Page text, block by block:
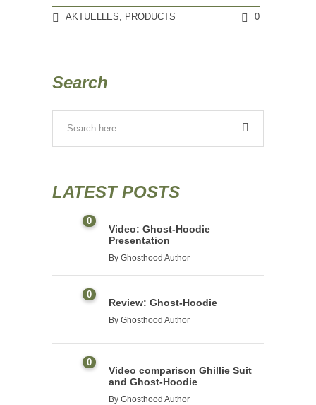
AKTUELLES PRODUCTS 0
Search
LATEST POSTS
0
Video: Ghost-Hoodie
Presentation
By Ghosthood Author
0
Review: Ghost-Hoodie
By Ghosthood Author
0
Video comparison Ghillie Suit
and Ghost-Hoodie
By Ghosthood Author